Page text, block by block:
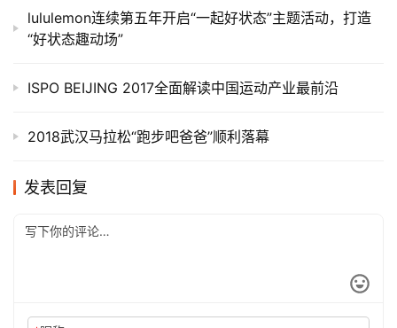
lululemon连续第五年开启“一起好状态”主题活动，打造
“好状态趣动场”
ISPO BEIJING 2017全面解读中国运动产业最前沿
2018武汉马拉松“跑步吧爸爸”顺利落幕
发表回复